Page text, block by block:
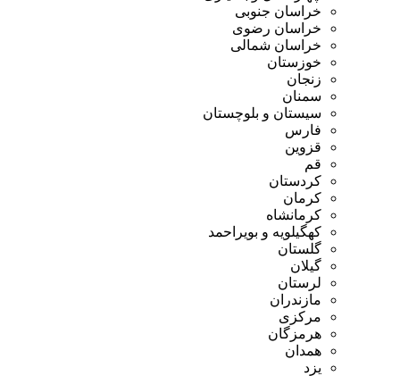
خراسان جنوبی
خراسان رضوی
خراسان شمالی
خوزستان
زنجان
سمنان
سیستان و بلوچستان
فارس
قزوین
قم
کردستان
کرمان
کرمانشاه
کهگیلویه و بویراحمد
گلستان
گیلان
لرستان
مازندران
مرکزی
هرمزگان
همدان
یزد